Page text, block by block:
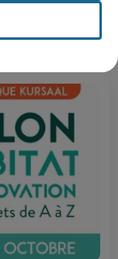
+ DE CADEAUX